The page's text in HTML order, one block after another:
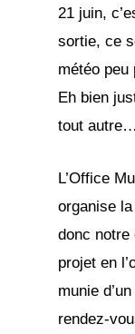
21 juin,
sortie, ce
météo
Eh bien
tout autre…
L’Office
organise
donc notre
projet en
munie
rendez-